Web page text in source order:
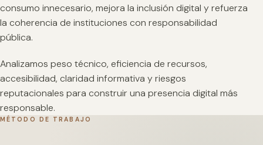
consumo innecesario, mejora la inclusión digital y refuerza
la coherencia de instituciones con responsabilidad
pública.
Analizamos peso técnico, eficiencia de recursos,
accesibilidad, claridad informativa y riesgos
reputacionales para construir una presencia digital más
responsable.
MÉTODO DE TRABAJO